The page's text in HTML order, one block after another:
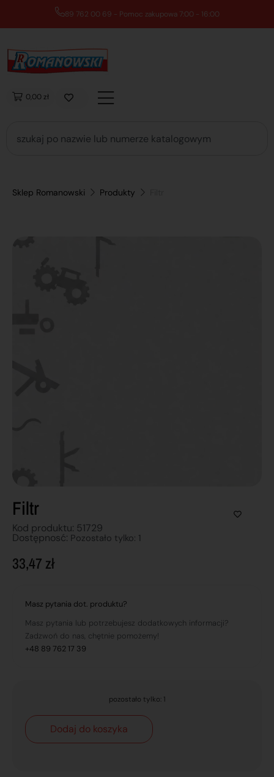
89 762 00 69 - Pomoc zakupowa 7:00 - 16:00
0,00 zł
Sklep Romanowski Produkty
Filtr
Kod produktu: 51729
Dostępnosć: Pozostało tylko: 1
33,47 zł
Masz pytania dot. produktu?
Masz pytania lub potrzebujesz dodatkowych informacji?
Zadzwoń do nas, chętnie pomożemy!
+48 89 762 17 39
pozostało tylko: 1
Dodaj do koszyka